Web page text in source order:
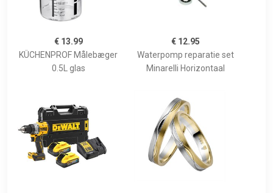
€ 13.99
KÜCHENPROF Målebæger
0.5L glas
€ 12.95
Waterpomp reparatie set
Minarelli Horizontaal